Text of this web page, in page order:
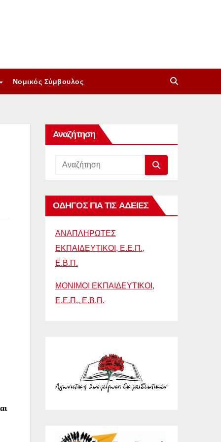
Νομικός Σύμβουλος
Αναζήτηση
ΟΔΗΓΟΣ ΓΙΑ ΤΙΣ ΑΔΕΙΕΣ
ΑΝΑΠΛΗΡΩΤΕΣ
ΕΚΠΑΙΔΕΥΤΙΚΟΙ, Ε.Ε.Π.,
Ε.Β.Π.
ΜΟΝΙΜΟΙ ΕΚΠΑΙΔΕΥΤΙΚΟΙ,
Ε.Ε.Π., Ε.Β.Π.